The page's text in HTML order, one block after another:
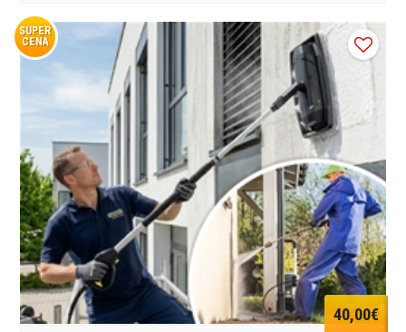
SUPER
CENA
40,00€